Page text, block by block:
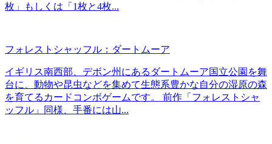
枚」もしくは「1枚と4枚...
フォレストシャッフル：ダートムーア
イギリス南西部、デボン州にあるダートムーア国立公園を舞
台に、動物や昆虫などを集めて生態系豊かな自分の湿原の森
を育てるカードコンボゲームです。 前作「フォレストシャ
ッフル」同様、手番には山...